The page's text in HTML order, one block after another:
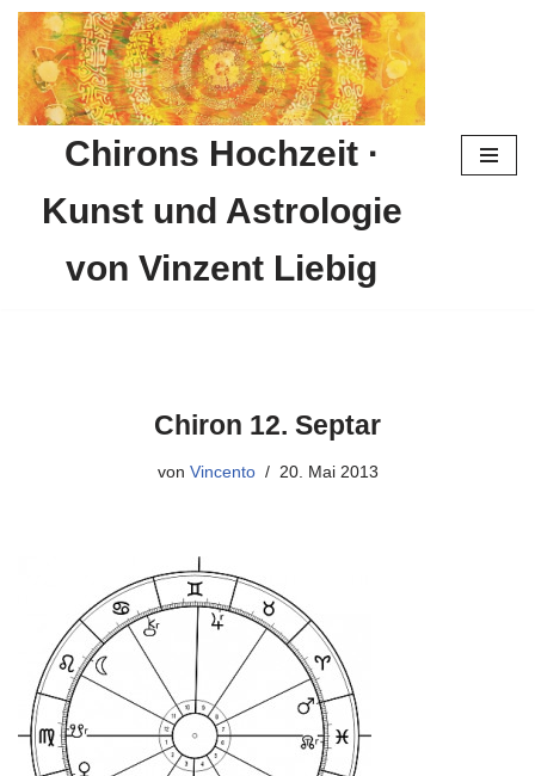
Zum
Inhalt
springen
Chirons Hochzeit ·
Kunst und Astrologie
von Vinzent Liebig
Chiron 12. Septar
von Vincento 20. Mai 2013